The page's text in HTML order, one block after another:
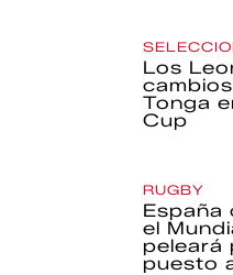
Los
Tonga
Cup
RUGBY
España
el
peleará
puesto